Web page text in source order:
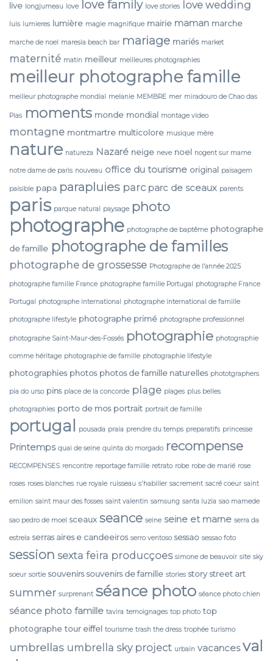
live longjumeau love love family love stories love wedding
luis lumieres lumière magie magnifique mairie maman marche
marche de noel maresia beach bar mariage mariés market
maternité matin meilleur meilleures photographies
meilleur photographe famille
meilleur photographe mondial melanie MEMBRE mer miradouro de Chao das
Pias moments monde mondial montage video
montagne montmartre multicolore musique mère
nature natureza Nazaré neige neve noel nogent sur marne
notre dame de paris nouveau office du tourisme original paisagem
paisible papa parapluies parc parc de sceaux parents
paris parque natural paysage photo
photographe photographe de baptême photographe
de famille photographe de familles
photographe de grossesse Photographe de l’année 2025
photographe famille France photographe famille Portugal photographe France
Portugal photographe international photographe international de famille
photographe lifestyle photographe primé photographe professionnel
photographe Saint-Maur-des-Fossés photographie photographie
comme héritage photographie de famille photographie lifestyle
photographies photos photos de famille naturelles phototgraphers
pia do urso pins place de la concorde plage plages plus belles
photographies porto de mos portrait portrait de famille
portugal pousada praia prendre du temps preparatifs princesse
Printemps quai de seine quinta do morgado recompense
RECOMPENSES rencontre reportage famille retrato robe robe de marié rose
roses roses blanches rue royale ruisseau s'habiller sacrement sacré coeur saint
emilion saint maur des fosses saint valentin samsung santa luzia sao mamede
sao pedro de moel sceaux seance seine seine et marne serra da
estrela serras aires e candeeiros serro ventoso sessao sessao foto
session sexta feira producçoes simone de beauvoir site sky
soeur sortie souvenirs souvenirs de famille stories story street art
summer surprenant séance photo séance photo chien
séance photo famille tavira temoignages top photo top
photographe tour eiffel tourisme trash the dress trophée turismo
umbrellas umbrella sky project urbain vacances val